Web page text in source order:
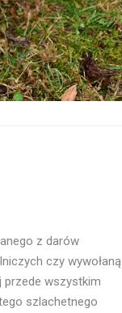
z darów
czy wywołaną
przede wszystkim
szlachetnego